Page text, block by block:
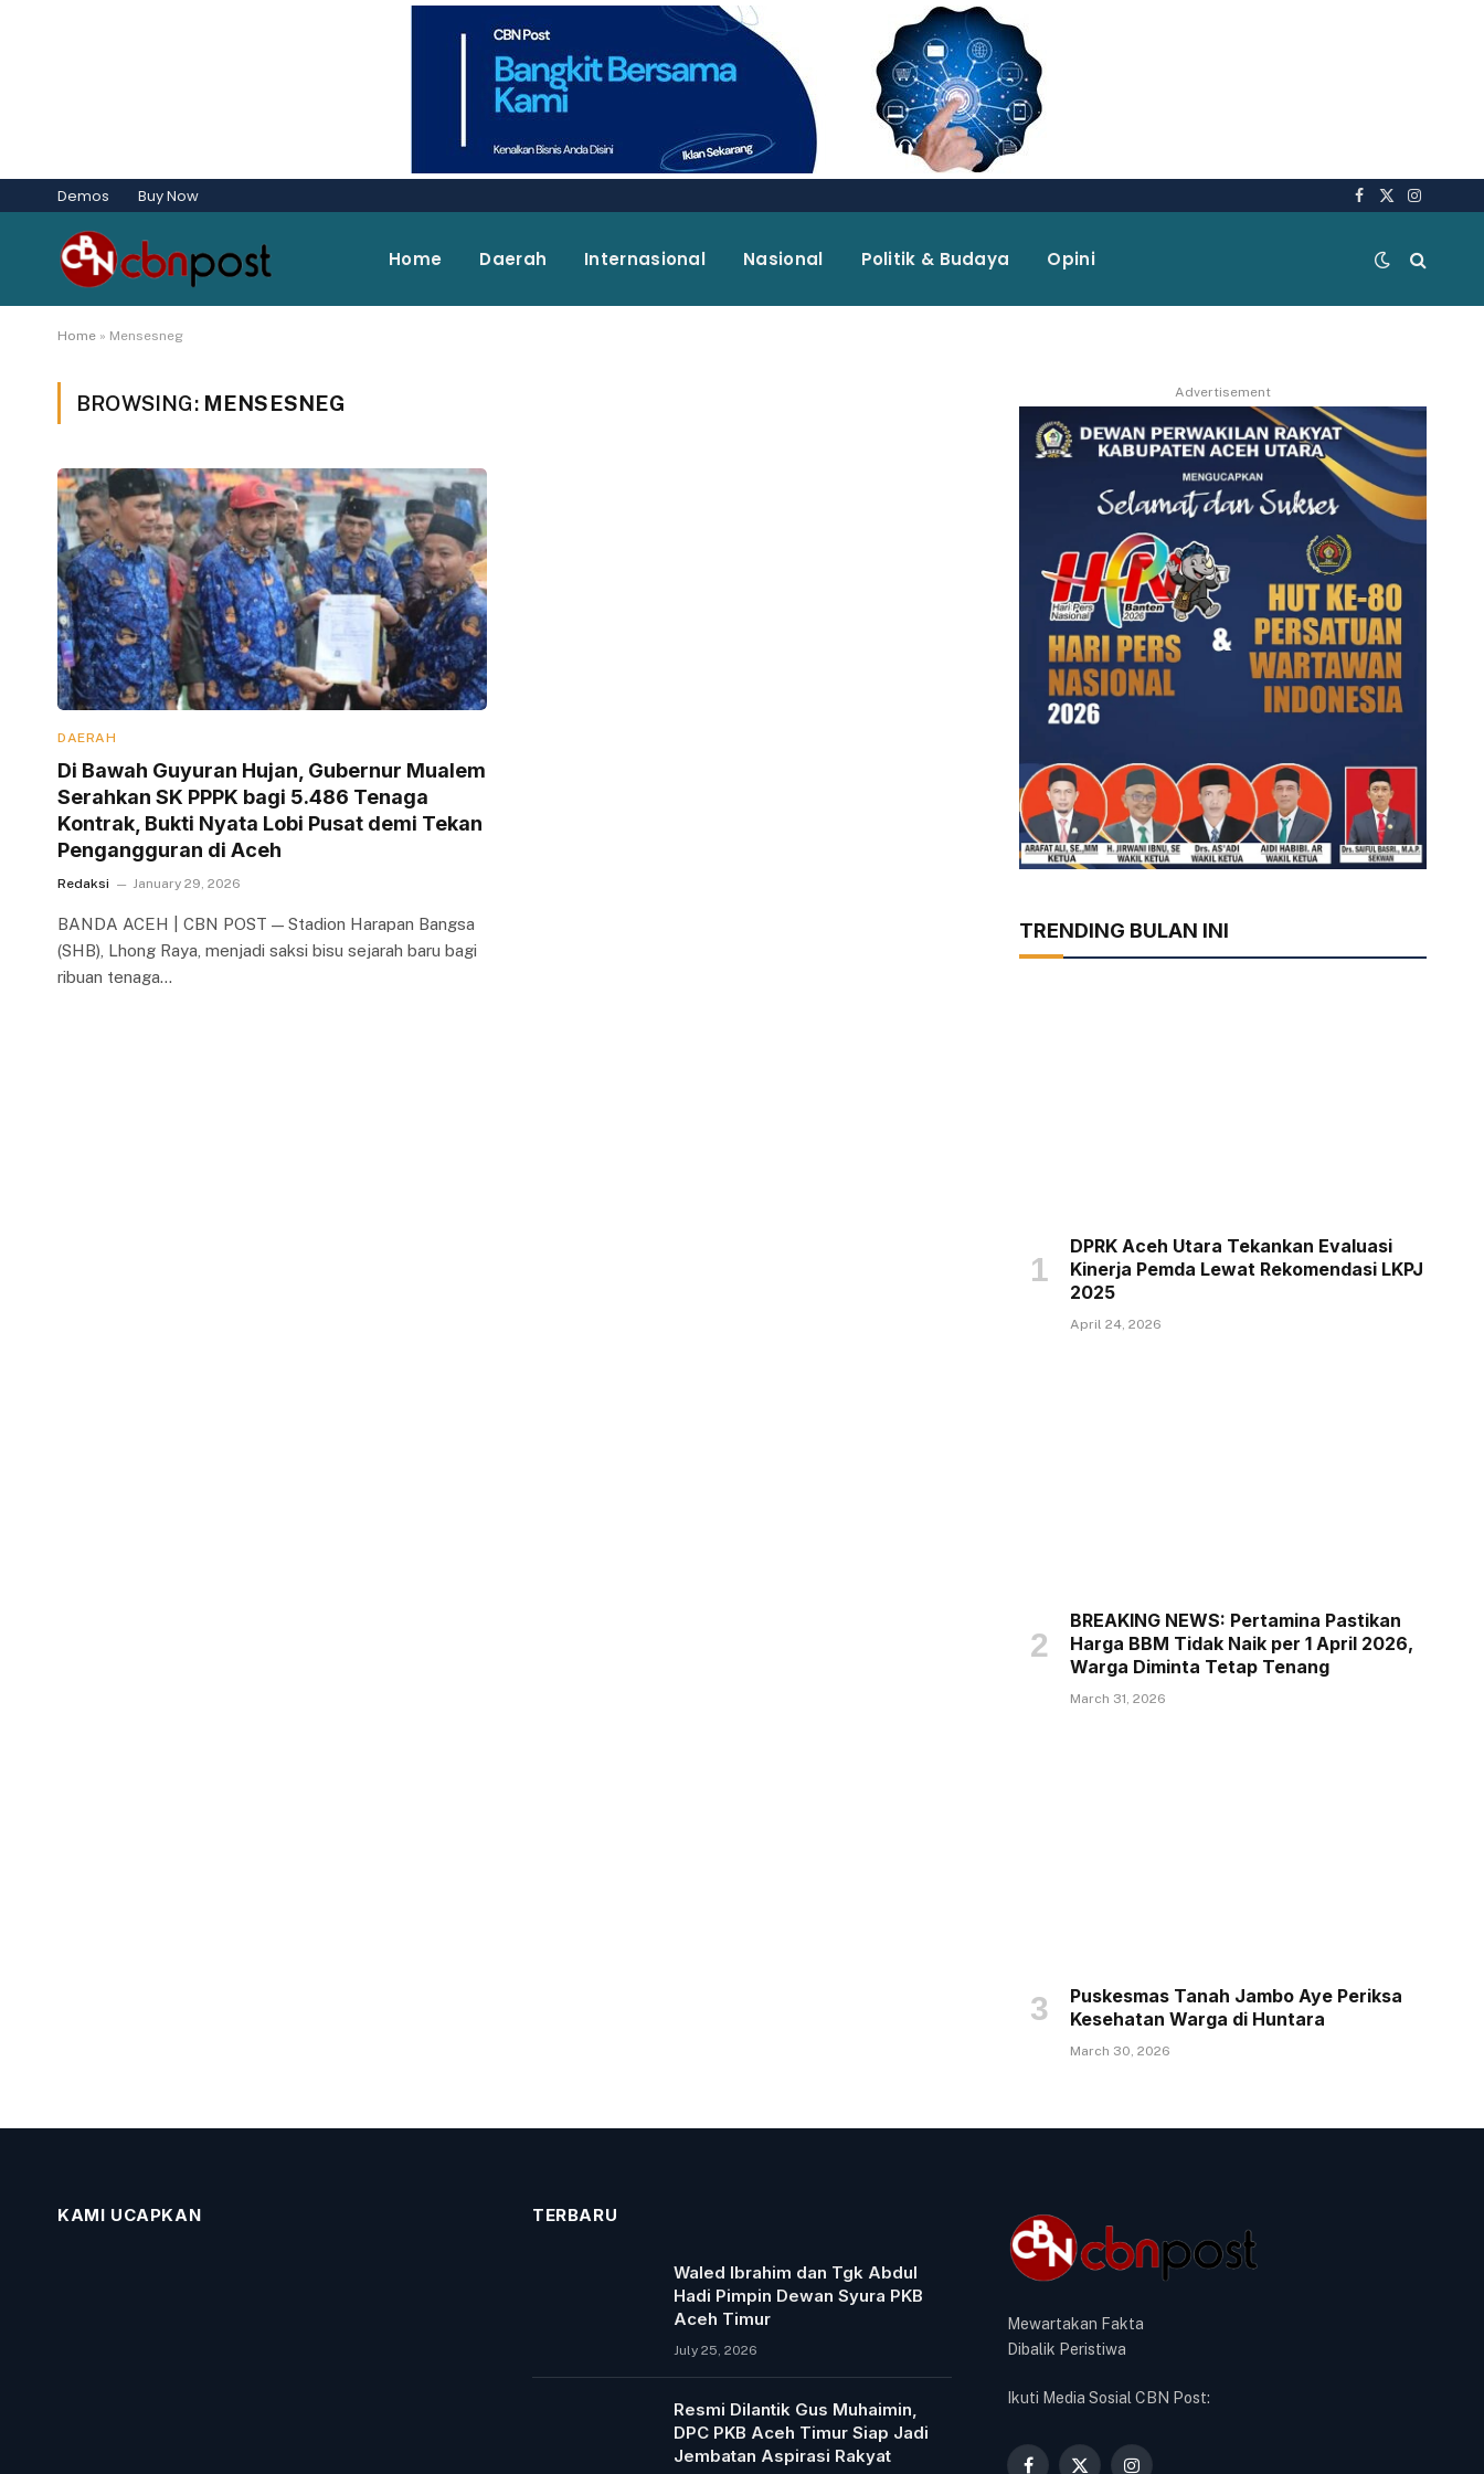
Demos Buy Now Facebook
X
Home Daerah Internasional Nasional Politik & Budaya Opini
Home » Mensesneg
BROWSING: MENSESNEG
DAERAH
Di Bawah Guyuran Hujan, Gubernur Mualem
Serahkan SK PPPK bagi 5.486 Tenaga
Kontrak, Bukti Nyata Lobi Pusat demi Tekan
Pengangguran di Aceh
Redaksi January 29, 2026
BANDA ACEH | CBN POST — Stadion Harapan Bangsa
(SHB), Lhong Raya, menjadi saksi bisu sejarah baru bagi
ribuan tenaga…
Advertisement
TRENDING BULAN INI
DPRK Aceh Utara Tekankan Evaluasi
Kinerja Pemda Lewat Rekomendasi LKPJ
2025
April 24, 2026
BREAKING NEWS: Pertamina Pastikan
Harga BBM Tidak Naik per 1 April 2026,
Warga Diminta Tetap Tenang
March 31, 2026
Puskesmas Tanah Jambo Aye Periksa
Kesehatan Warga di Huntara
March 30, 2026
KAMI UCAPKAN TERBARU
Waled Ibrahim dan Tgk Abdul
Hadi Pimpin Dewan Syura PKB
Aceh Timur
July 25, 2026
Resmi Dilantik Gus Muhaimin,
DPC PKB Aceh Timur Siap Jadi
Jembatan Aspirasi Rakyat
Mewartakan Fakta
Dibalik Peristiwa
Ikuti Media Sosial CBN Post: